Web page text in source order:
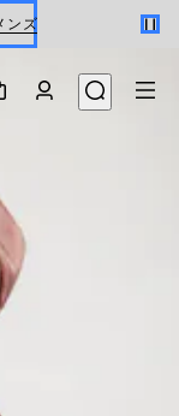
ンズ
〕